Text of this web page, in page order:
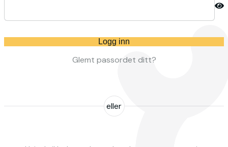
Logg inn
Glemt passordet ditt?
eller